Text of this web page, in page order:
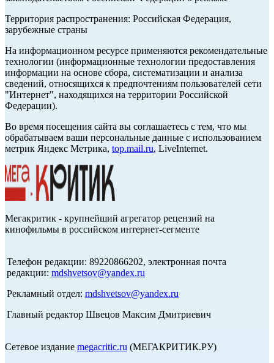
Территория распространения: Российская Федерация,
зарубежные страны
На информационном ресурсе применяются рекомендательные
технологии (информационные технологии предоставления
информации на основе сбора, систематизации и анализа
сведений, относящихся к предпочтениям пользователей сети
"Интернет", находящихся на территории Российской
Федерации).
Во время посещения сайта вы соглашаетесь с тем, что мы
обрабатываем ваши персональные данные с использованием
метрик Яндекс Метрика, top.mail.ru, LiveInternet.
Мегакритик - крупнейший агрегатор рецензий на
кинофильмы в российском интернет-сегменте
Телефон редакции: 89220866202, электронная почта
редакции: mdshvetsov@yandex.ru
Рекламный отдел: mdshvetsov@yandex.ru
Главный редактор Швецов Максим Дмитриевич
Сетевое издание megacritic.ru (МЕГАКРИТИК.РУ)